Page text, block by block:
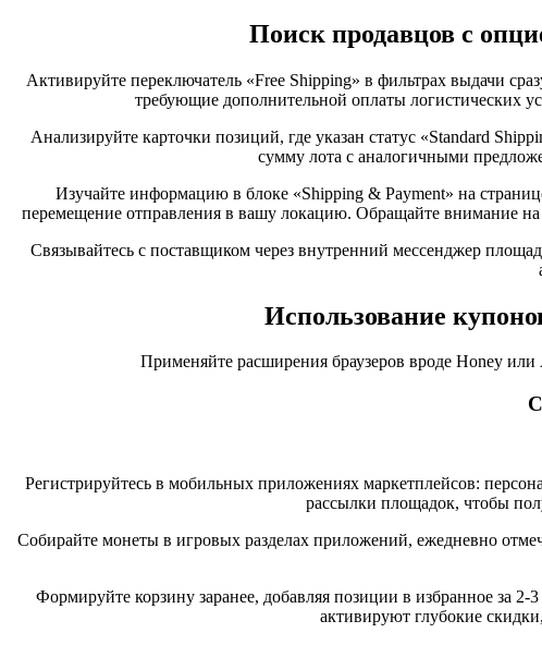
Поиск продавцов с
Активируйте переключатель «Free Shipping» в фильтрах выдачи
требующие дополнительной оплаты логистических
Анализируйте карточки позиций, где указан статус «Standard
сумму лота с аналогичными
Изучайте информацию в блоке «Shipping & Payment» на
перемещение отправления в вашу локацию. Обращайте внимание на
Связывайтесь с поставщиком через внутренний мессенджер
Использование
Применяйте расширения браузеров вроде Honey
Регистрируйтесь в мобильных приложениях маркетплейсов:
рассылки площадок, чтобы
Собирайте монеты в игровых разделах приложений, ежедневно
Формируйте корзину заранее, добавляя позиции в избранное за
активируют глубокие